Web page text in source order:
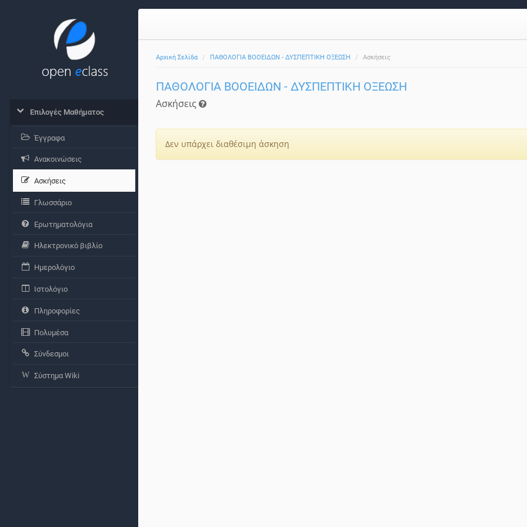
Αρχική Σελίδα ΠΑΘΟΛΟΓΙΑ ΒΟΟΕΙΔΩΝ - ΔΥΣΠΕΠΤΙΚΗ ΟΞΕΩΣΗ Ασκήσεις
ΠΑΘΟΛΟΓΙΑ ΒΟΟΕΙΔΩΝ - ΔΥΣΠΕΠΤΙΚΗ ΟΞΕΩΣΗ
Ασκήσεις
Δεν υπάρχει διαθέσιμη άσκηση
Επιλογές Μαθήματος
Έγγραφα
Ανακοινώσεις
Ασκήσεις
Γλωσσάριο
Ερωτηματολόγια
Ηλεκτρονικό βιβλίο
Ημερολόγιο
Ιστολόγιο
Πληροφορίες
Πολυμέσα
Σύνδεσμοι
Σύστημα Wiki